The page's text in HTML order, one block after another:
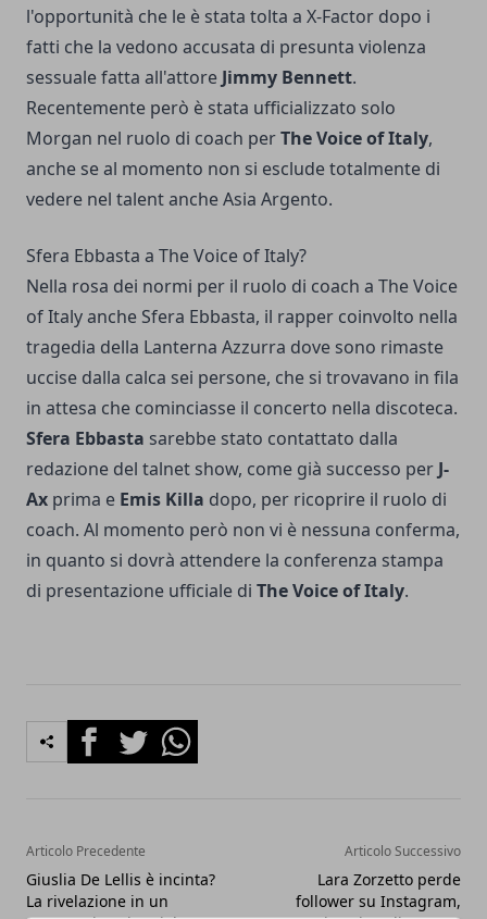
l'opportunità che le è stata tolta a X-Factor dopo i
fatti che la vedono accusata di presunta violenza
sessuale fatta all'attore Jimmy Bennett.
Recentemente però è stata ufficializzato solo
Morgan nel ruolo di coach perThe Voice of Italy,
anche se al momento non si esclude totalmente di
vedere nel talent anche Asia Argento.
Sfera Ebbasta a The Voice of Italy?
Nella rosa dei normi per il ruolo di coach a The Voice
of Italy anche Sfera Ebbasta, il rapper coinvolto nella
tragedia della Lanterna Azzurra dove sono rimaste
uccise dalla calca sei persone, che si trovavano in fila
in attesa che cominciasse il concerto nella discoteca.
Sfera Ebbasta sarebbe stato contattato dalla
redazione del talnet show, come già successo per J-
Ax prima e Emis Killa dopo, per ricoprire il ruolo di
coach. Al momento però non vi è nessuna conferma,
in quanto si dovrà attendere la conferenza stampa
di presentazione ufficiale di The Voice of Italy.
FacebookTwitterWhatsapp
Articolo Precedente
Giuslia De Lellis è incinta?
La rivelazione in un
Articolo Successivo
Lara Zorzetto perde
follower su Instagram,